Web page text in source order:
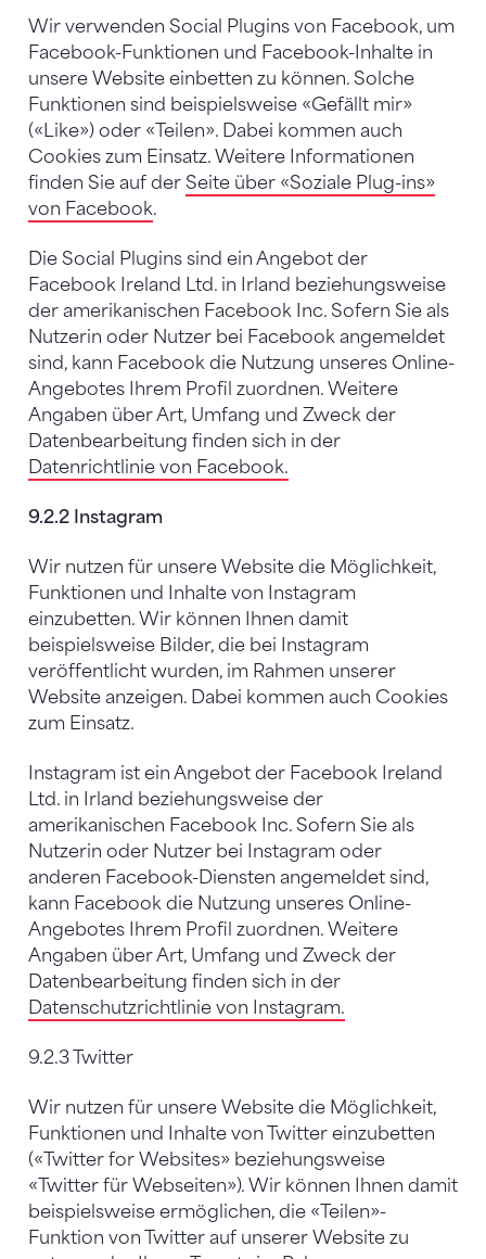
Wir verwenden Social Plugins von Facebook, um
Facebook-Funktionen und Facebook-Inhalte in
unsere Website einbetten zu können. Solche
Funktionen sind beispielsweise «Gefällt mir»
(«Like») oder «Teilen». Dabei kommen auch
Cookies zum Einsatz. Weitere Informationen
finden Sie auf der Seite über «Soziale Plug-ins»
von Facebook.
Die Social Plugins sind ein Angebot der
Facebook Ireland Ltd. in Irland beziehungsweise
der amerikanischen Facebook Inc. Sofern Sie als
Nutzerin oder Nutzer bei Facebook angemeldet
sind, kann Facebook die Nutzung unseres Online-
Angebotes Ihrem Profil zuordnen. Weitere
Angaben über Art, Umfang und Zweck der
Datenbearbeitung finden sich in der
Datenrichtlinie von Facebook.
9.2.2 Instagram
Wir nutzen für unsere Website die Möglichkeit,
Funktionen und Inhalte von Instagram
einzubetten. Wir können Ihnen damit
beispielsweise Bilder, die bei Instagram
veröffentlicht wurden, im Rahmen unserer
Website anzeigen. Dabei kommen auch Cookies
zum Einsatz.
Instagram ist ein Angebot der Facebook Ireland
Ltd. in Irland beziehungsweise der
amerikanischen Facebook Inc. Sofern Sie als
Nutzerin oder Nutzer bei Instagram oder
anderen Facebook-Diensten angemeldet sind,
kann Facebook die Nutzung unseres Online-
Angebotes Ihrem Profil zuordnen. Weitere
Angaben über Art, Umfang und Zweck der
Datenbearbeitung finden sich in der
Datenschutzrichtlinie von Instagram.
9.2.3 Twitter
Wir nutzen für unsere Website die Möglichkeit,
Funktionen und Inhalte von Twitter einzubetten
(«Twitter for Websites» beziehungsweise
«Twitter für Webseiten»). Wir können Ihnen damit
beispielsweise ermöglichen, die «Teilen»-
Funktion von Twitter auf unserer Website zu